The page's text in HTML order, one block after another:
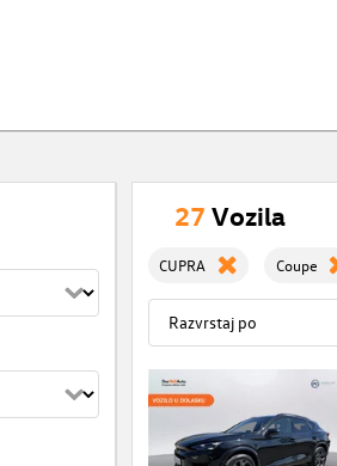
27 Vozila
CUPRA Coupe